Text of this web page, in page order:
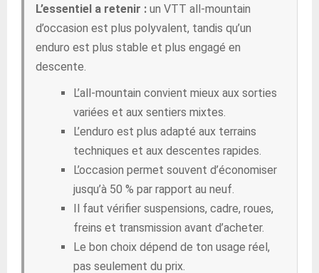
L’essentiel a retenir : un VTT all-mountain
d’occasion est plus polyvalent, tandis qu’un
enduro est plus stable et plus engagé en
descente.
L’all-mountain convient mieux aux sorties
variées et aux sentiers mixtes.
L’enduro est plus adapté aux terrains
techniques et aux descentes rapides.
L’occasion permet souvent d’économiser
jusqu’à 50 % par rapport au neuf.
Il faut vérifier suspensions, cadre, roues,
freins et transmission avant d’acheter.
Le bon choix dépend de ton usage réel,
pas seulement du prix.